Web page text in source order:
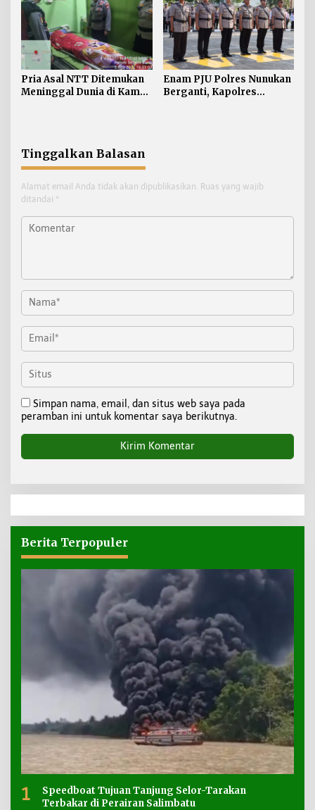
Pria Asal NTT Ditemukan
Meninggal Dunia di Kamar
Enam PJU Polres Nunukan
Berganti, Kapolres
Tinggalkan Balasan
Alamat email Anda tidak akan dipublikasikan. Ruas yang wajib
ditandai *
Simpan nama, email, dan situs web saya pada
peramban ini untuk komentar saya berikutnya.
Berita Terpopuler
1
Speedboat Tujuan Tanjung Selor-Tarakan
Terbakar di Perairan Salimbatu